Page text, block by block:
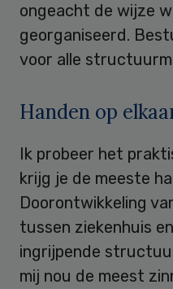
ongeacht de wijze
georganiseerd.
voor alle
Handen op
Ik probeer het
krijg je de meeste
Doorontwikkeling
tussen ziekenhuis
ingrijpende
mij nou de meest